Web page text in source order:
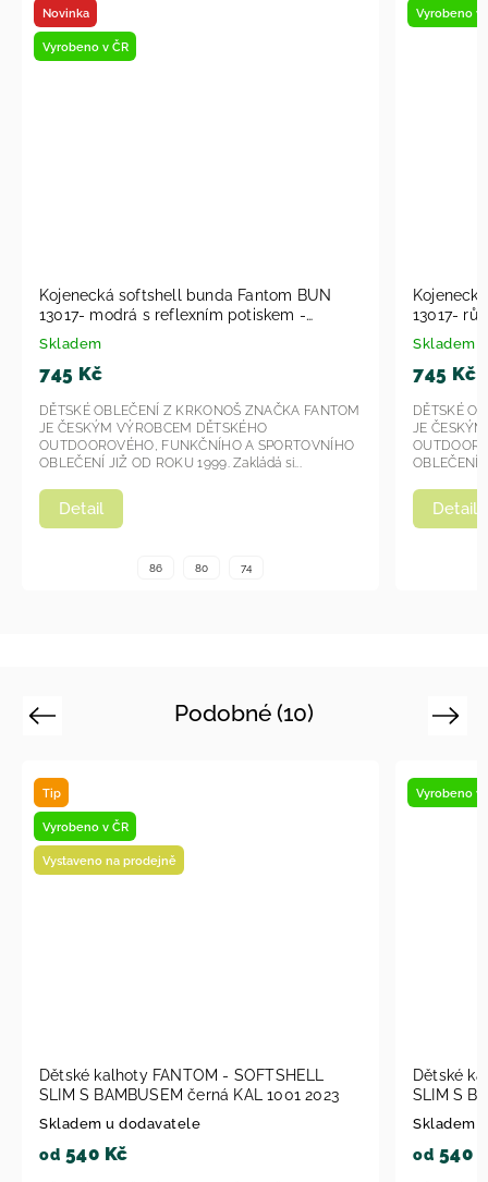
Novinka
Vyrobeno v ČR
Kojenecká softshell bunda Fantom BUN
13017- modrá s reflexním potiskem -
srdíčka 2026
Skladem
745 Kč
Detail
DĚTSKÉ OBLEČENÍ Z KRKONOŠ ZNAČKA FANTOM
JE ČESKÝM VÝROBCEM DĚTSKÉHO
OUTDOOROVÉHO, FUNKČNÍHO A SPORTOVNÍHO
OBLEČENÍ JIŽ OD ROKU 1999. Zakládá si...
86 80 74
Vyrobeno v
13017-
srdíčka
Skladem
745 Kč
Detail
DĚTSKÉ
JE
OBLEČENÍ
Podobné (10)
Previous
Tip
Vyrobeno v ČR
Vystaveno na prodejně
Dětské kalhoty FANTOM - SOFTSHELL
SLIM S BAMBUSEM černá KAL 1001 2023
Skladem u dodavatele
od 540 Kč
Vyrobeno v
Dětské
SLIM S
Skladem
od 540
Next